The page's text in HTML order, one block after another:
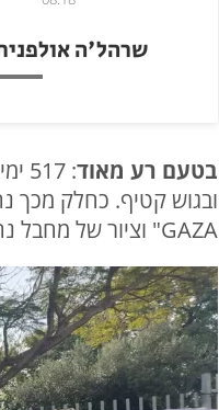
שרהל'ה
בטעם רע מאוד
GAZA" וציור של מחבל נתלה על קיר בית הספר. בנוסף מספרים תושבים בבית הספר הושמעו שירים בערבית בשעת בוקר.